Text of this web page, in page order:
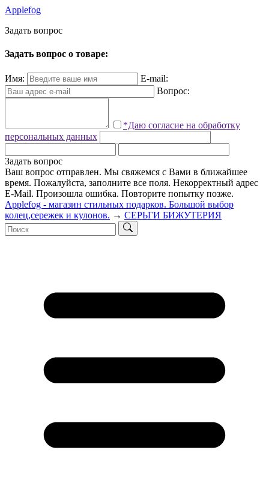
Applefog
Задать вопрос
Задать вопрос о товаре:
Имя:
E-mail:
Вопрос:
*Даю согласие на обработку
персональных данных
Задать вопрос
Ваш вопрос отправлен. Мы свяжемся с Вами в ближайшее
время. Пожалуйста, заполните все поля. Некорректный адрес
E-Mail. Произошла ошибка. Повторите попытку позже.
Applefog - магазин стильных подарков. Большой выбор
колец,сережек и кулонов. → СЕРЬГИ БИЖУТЕРИЯ